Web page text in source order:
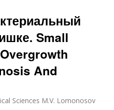
Small
And
Sciences M.V. Lomonosov